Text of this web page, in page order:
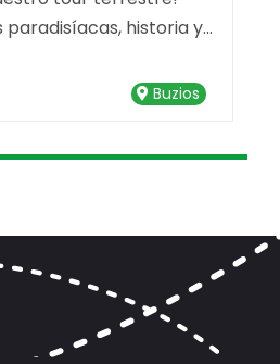
paradisíacas, historia y
Buzios